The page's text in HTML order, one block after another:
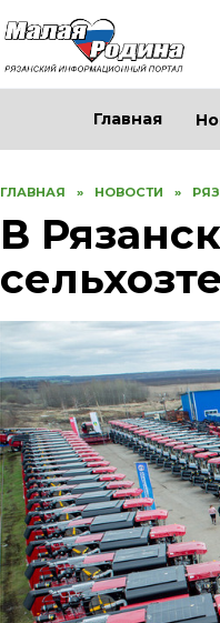
Главная
ГЛАВНАЯ » НОВОСТИ »
В